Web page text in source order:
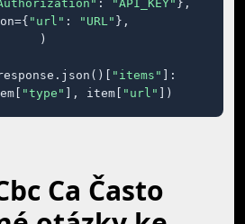
: "API_KEY" },
"url" : "URL" },
)
"items"
]:
"type" ], item[ "url" ])
Ca Často